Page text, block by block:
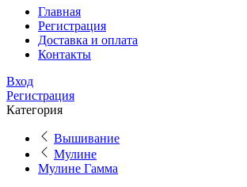
Главная
Регистрация
Доставка и оплата
Контакты
Вход
Регистрация
Категория
Вышивание
Мулине
Мулине Гамма